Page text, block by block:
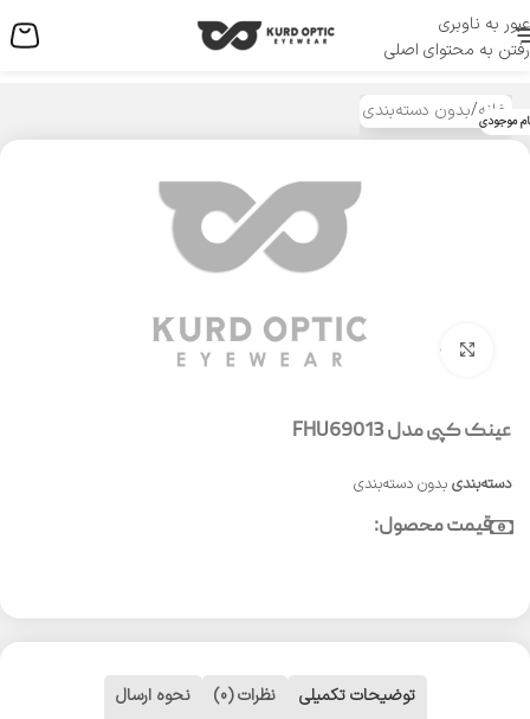
عبور به ناوبری
رفتن به محتوای اصلی
منو
خانه/بدون دسته‌بندی موجودی
بزرگنمایی تصویر
عینک کپی مدل FHU69013
دسته‌بندی بدون دسته‌بندی
قیمت محصول:
توضیحات تکمیلی نظرات (0) نحوه ارسال